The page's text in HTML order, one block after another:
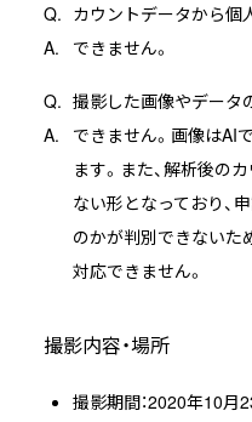
カウントデータから個
できません。
撮影した画像やデータ
できません。画像はAI
ます。また、解析後の
ない形となっており、
のかが判別できないた
対応できません。
撮影内容・場所
撮影期間：2020年10月